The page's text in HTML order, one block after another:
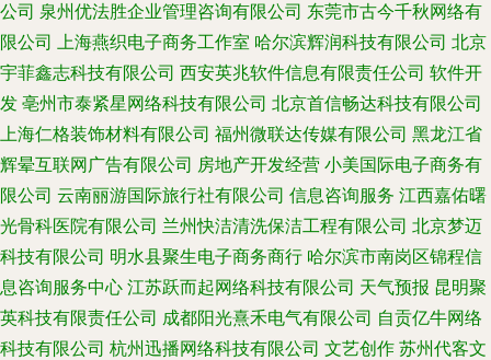
公司 泉州优法胜企业管理咨询有限公司 东莞市古今千秋网络有
限公司 上海燕织电子商务工作室 哈尔滨辉润科技有限公司 北京
宇菲鑫志科技有限公司 西安英兆软件信息有限责任公司 软件开
发 亳州市泰紧星网络科技有限公司 北京首信畅达科技有限公司
上海仁格装饰材料有限公司 福州微联达传媒有限公司 黑龙江省
辉晕互联网广告有限公司 房地产开发经营 小美国际电子商务有
限公司 云南丽游国际旅行社有限公司 信息咨询服务 江西嘉佑曙
光骨科医院有限公司 兰州快洁清洗保洁工程有限公司 北京梦迈
科技有限公司 明水县聚生电子商务商行 哈尔滨市南岗区锦程信
息咨询服务中心 江苏跃而起网络科技有限公司 天气预报 昆明聚
英科技有限责任公司 成都阳光熹禾电气有限公司 自贡亿牛网络
科技有限公司 杭州迅播网络科技有限公司 文艺创作 苏州代客文